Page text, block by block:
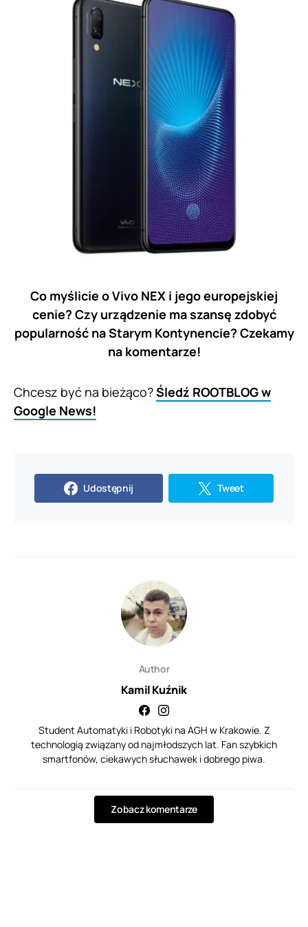
Co myślicie o Vivo NEX i jego europejskiej
cenie? Czy urządzenie ma szansę zdobyć
popularność na Starym Kontynencie? Czekamy
na komentarze!
Chcesz być na bieżąco?Śledź ROOTBLOG w
Google News!
Udostępnij Tweet
Author
Kamil Kuźnik
Student Automatyki i Robotyki na AGH w Krakowie. Z
technologią związany od najmłodszych lat. Fan szybkich
smartfonów, ciekawych słuchawek i dobrego piwa.
Zobacz komentarze